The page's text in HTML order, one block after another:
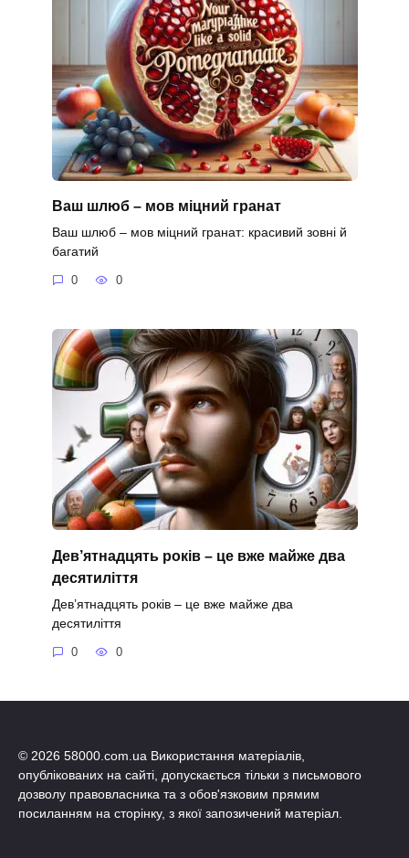
Ваш шлюб – мов міцний гранат
Ваш шлюб – мов міцний гранат: красивий зовні й
багатий
0 0
Дев’ятнадцять років – це вже майже два
десятиліття
Дев’ятнадцять років – це вже майже два
десятиліття
0 0
© 2026 58000.com.ua Використання матеріалів,
опублікованих на сайті, допускається тільки з письмового
дозволу правовласника та з обов'язковим прямим
посиланням на сторінку, з якої запозичений матеріал.